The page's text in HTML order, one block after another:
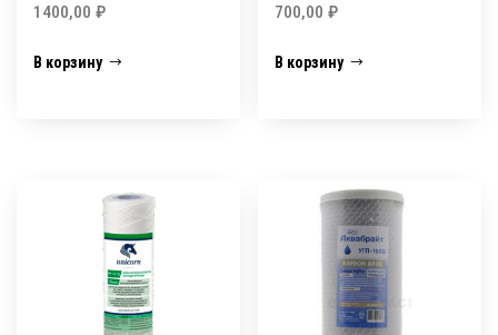
1400,00 ₽
В корзину
700,00₽
В корзину